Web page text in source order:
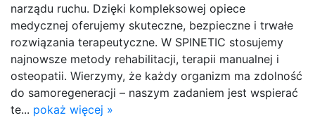
narządu ruchu. Dzięki kompleksowej opiece
medycznej oferujemy skuteczne, bezpieczne i trwałe
rozwiązania terapeutyczne. W SPINETIC stosujemy
najnowsze metody rehabilitacji, terapii manualnej i
osteopatii. Wierzymy, że każdy organizm ma zdolność
do samoregeneracji – naszym zadaniem jest wspierać
te... pokaż więcej »